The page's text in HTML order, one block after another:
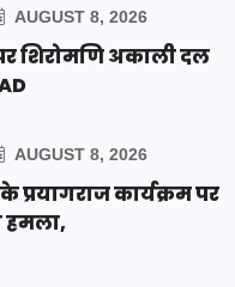
AUGUST 8, 2026
शिरोमणि अकाली दल
AUGUST 8, 2026
प्रयागराज कार्यक्रम पर
हमला,